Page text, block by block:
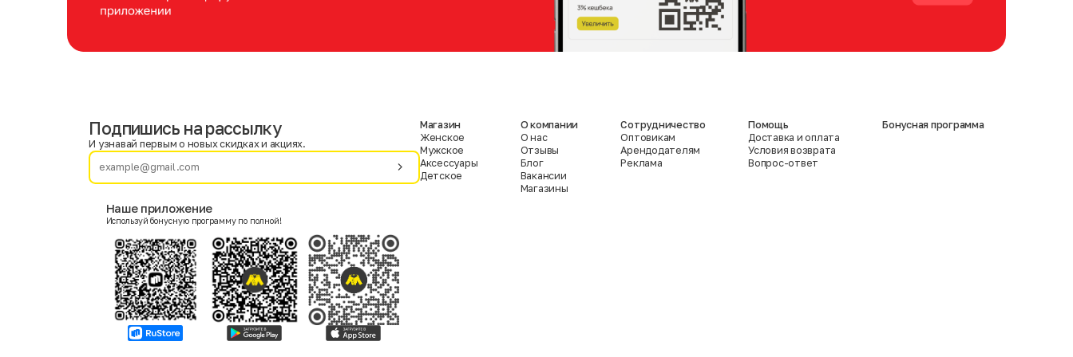
Фамилия
Женский
Согласие на получение чеков по электронной почте
Подпишись на рассылку
И узнавай первым о новых скидках и акциях.
Наше приложение
Используй бонусную программу по полной!
Магазин
Женское
Мужское
Аксессуары
Детское
О компании
О нас
Отзывы
Блог
Вакансии
Магазины
Сотрудничество
Оптовикам
Арендодателям
Реклама
Помощь
Доставка и оплата
Условия возврата
Вопрос-ответ
Бонусная программа